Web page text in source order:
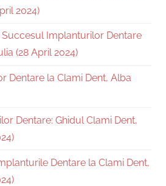
2024)
Implanturilor Dentare
(28 April 2024)
Dentare la Clami Dent, Alba
Dentare: Ghidul Clami Dent,
Dentare la Clami Dent,